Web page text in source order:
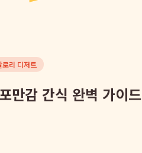
로리 디저트
만감 간식 완벽 가이드